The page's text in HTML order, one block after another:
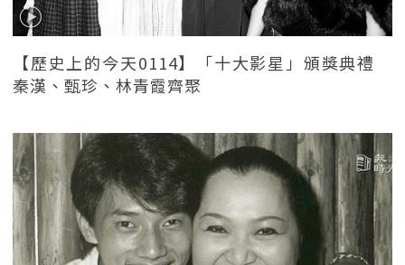
【歷史上的今天0114】「十大影星」頒獎典禮
秦漢、甄珍、林青霞齊聚